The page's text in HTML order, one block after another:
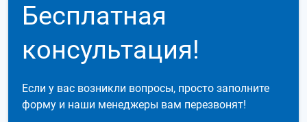
Бесплатная
консультация!
Если у вас возникли вопросы, просто заполните
форму и наши менеджеры вам перезвонят!